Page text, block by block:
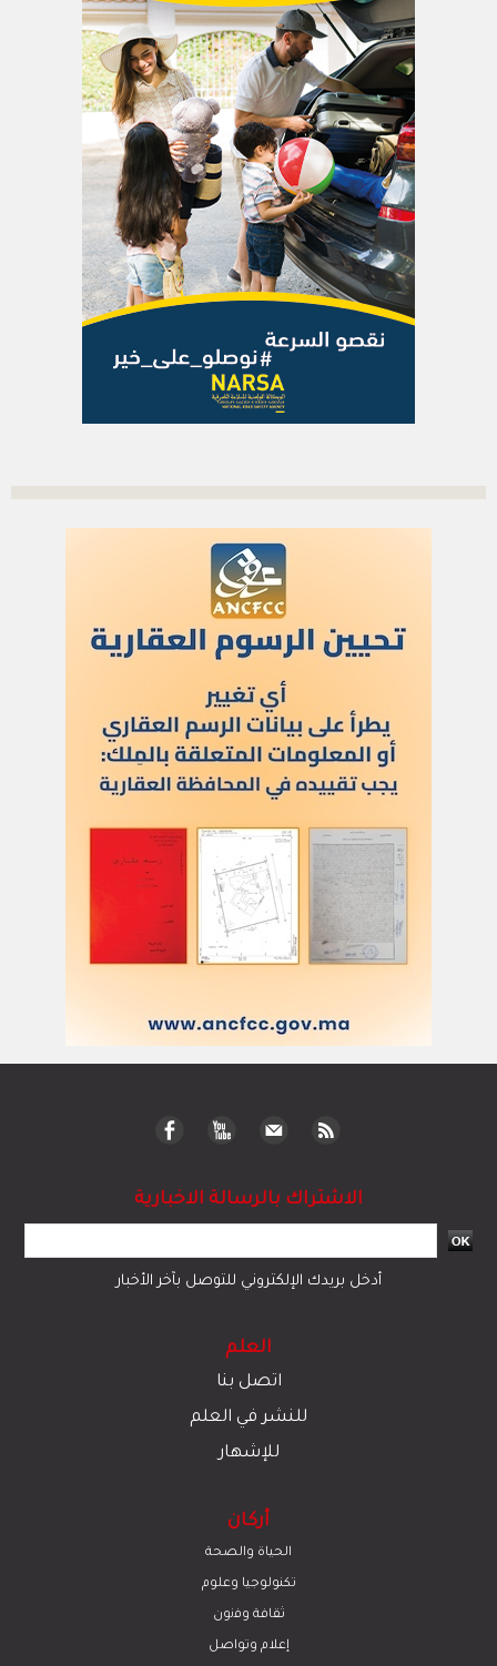
الاشتراك بالرسالة الاخبارية
أدخل بريدك الإلكتروني للتوصل بآخر الأخبار
العلم
اتصل بنا
للنشر في العلم
للإشهار
أركان
الحياة والصحة
تكنولوجيا وعلوم
ﺛﻘﺎﻓﺔ وﻓﻧون
إعلام وتواصل